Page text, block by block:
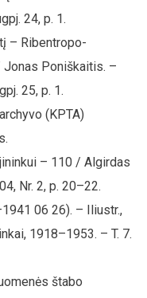
24, p. 1.
– Ribentropo-
Poniškaitis. –
25, p. 1.
(KPTA)
– 110 / Algirdas
Nr. 2, p. 20–22.
06 26). – Iliustr.,
1918–1953. – T. 7.
štabo